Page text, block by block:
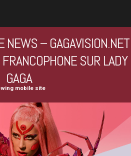
NEWS – GAGAVISION.NET
SUR LADY
GAGA
mobile site